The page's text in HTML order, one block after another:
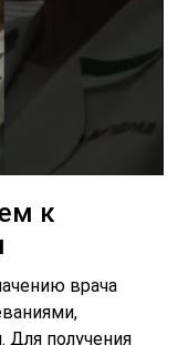
к
врача
получения